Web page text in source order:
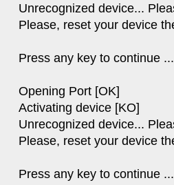
Unrecognized device...
Please, reset your device
Press any key to continue ...
Opening Port [OK]
Activating device [KO]
Unrecognized device...
Please, reset your device
Press any key to continue ...